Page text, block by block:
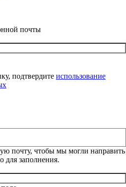
почты
подтвердите использование
почту, чтобы мы могли направить
для заполнения.